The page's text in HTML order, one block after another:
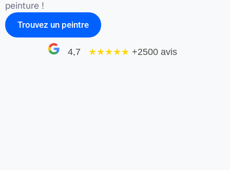
peinture !
Trouvez un peintre
4,7 ★★★★★ +2500 avis